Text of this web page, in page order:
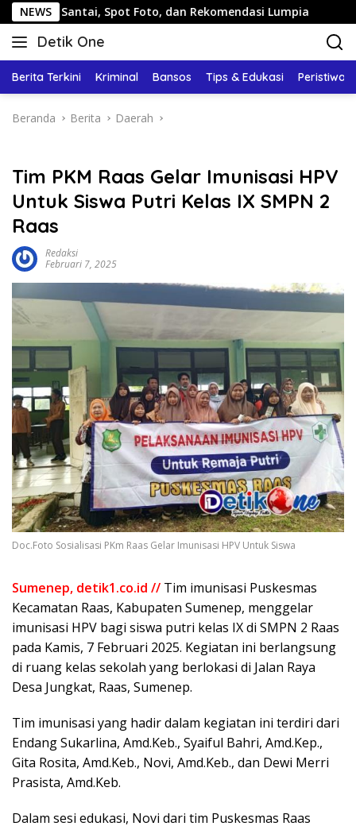
Langsung
ke
konten
NEWS
Spot Foto, dan Rekomendasi Lumpia Panduan
Detik One
Tajam
Fakta
Berita Terkini Kriminal Bansos Tips & Edukasi Peristiwa
Beranda Berita Daerah
Tim PKM Raas Gelar Imunisasi HPV
Untuk Siswa Putri Kelas IX SMPN 2
Raas
Redaksi
Februari 7, 2025
Doc.Foto Sosialisasi PKm Raas Gelar Imunisasi HPV Untuk Siswa
Sumenep, detik1.co.id // Tim imunisasi Puskesmas
Kecamatan Raas, Kabupaten Sumenep, menggelar
imunisasi HPV bagi siswa putri kelas IX di SMPN 2 Raas
pada Kamis, 7 Februari 2025. Kegiatan ini berlangsung
di ruang kelas sekolah yang berlokasi di Jalan Raya
Desa Jungkat, Raas, Sumenep.
Tim imunisasi yang hadir dalam kegiatan ini terdiri dari
Endang Sukarlina, Amd.Keb., Syaiful Bahri, Amd.Kep.,
Gita Rosita, Amd.Keb., Novi, Amd.Keb., dan Dewi Merri
Prasista, Amd.Keb.
Dalam sesi edukasi, Novi dari tim Puskesmas Raas